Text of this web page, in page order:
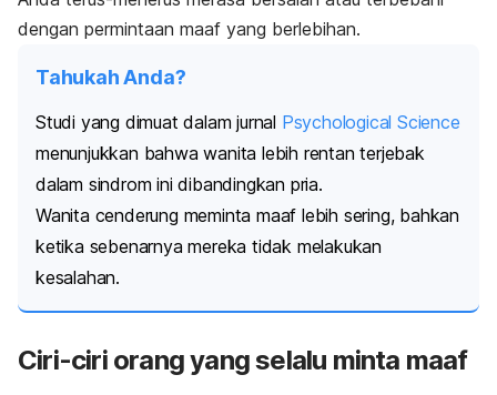
dengan permintaan maaf yang berlebihan.
Tahukah Anda?
Studi yang dimuat dalam jurnal Psychological Science
menunjukkan bahwa wanita lebih rentan terjebak
dalam sindrom ini dibandingkan pria.
Wanita cenderung meminta maaf lebih sering, bahkan
ketika sebenarnya mereka tidak melakukan
kesalahan.
Ciri-ciri orang yang selalu minta maaf